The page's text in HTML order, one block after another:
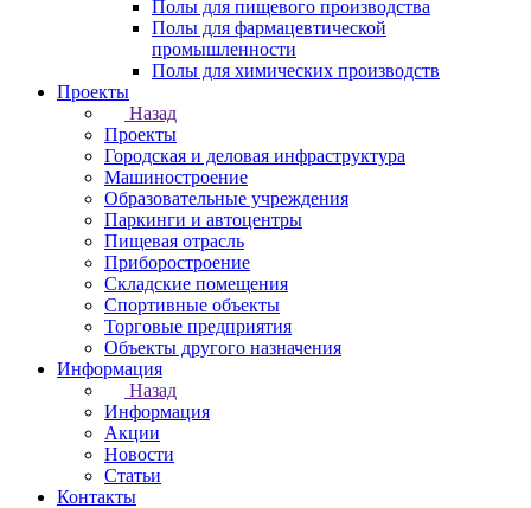
Полы для пищевого производства
Полы для фармацевтической
промышленности
Полы для химических производств
Проекты
Назад
Проекты
Городская и деловая инфраструктура
Машиностроение
Образовательные учреждения
Паркинги и автоцентры
Пищевая отрасль
Приборостроение
Складские помещения
Спортивные объекты
Торговые предприятия
Объекты другого назначения
Информация
Назад
Информация
Акции
Новости
Статьи
Контакты